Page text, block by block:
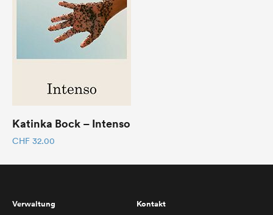
Katinka Bock – Intenso
CHF 32.00
Verwaltung Kontakt